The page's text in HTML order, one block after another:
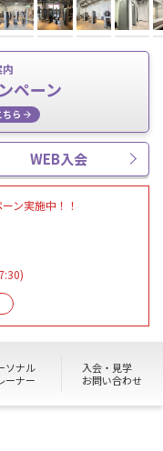
ペーン
ら
WEB入会
ン実施中！！
ません。ハイスクールパ
けます。
ソナル
ーナー
入会・見学
お問い合わせ